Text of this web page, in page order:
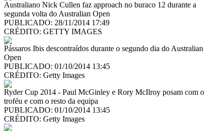
Australiano Nick Cullen faz approach no buraco 12 durante a
segunda volta do Australian Open
PUBLICADO: 28/11/2014 17:49
CRÉDITO: GETTY IMAGES
Pássaros Ibis descontraídos durante o segundo dia do Australian
Open
PUBLICADO: 01/10/2014 13:45
CRÉDITO: Getty Images
Ryder Cup 2014 - Paul McGinley e Rory McIlroy posam com o
troféu e com o resto da equipa
PUBLICADO: 01/10/2014 13:45
CRÉDITO: Getty Images